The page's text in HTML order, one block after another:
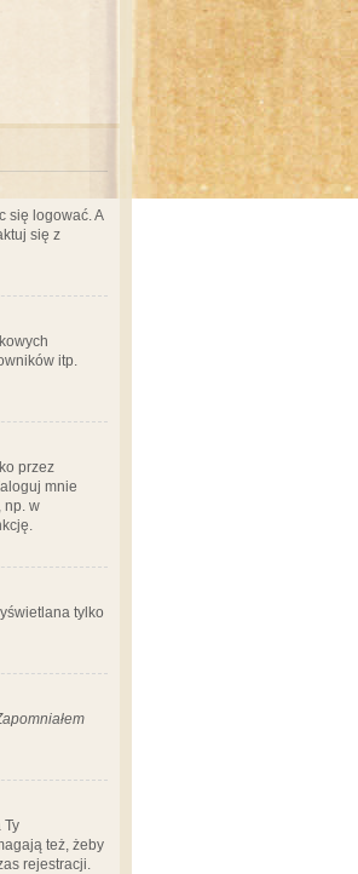
się logować. A
się z
itp.
przez
mnie
np. w
tylko
Ty
też, żeby
rejestracji.